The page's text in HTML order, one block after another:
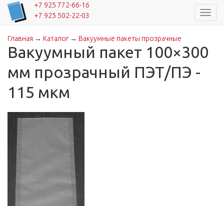
+7 925 772-66-16
+7 925 502-22-03
Вы здесь
Главная → Каталог→ Вакуумные пакеты прозрачные
Вакуумный пакет 100×300
мм прозрачный ПЭТ/ПЭ -
115 мкм